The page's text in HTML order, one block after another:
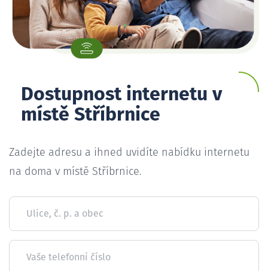
Dostupnost internetu v
místě Stříbrnice
Zadejte adresu a ihned uvidíte nabídku internetu
na doma v místě Stříbrnice.
Ulice, č. p. a obec
Vaše telefonní číslo